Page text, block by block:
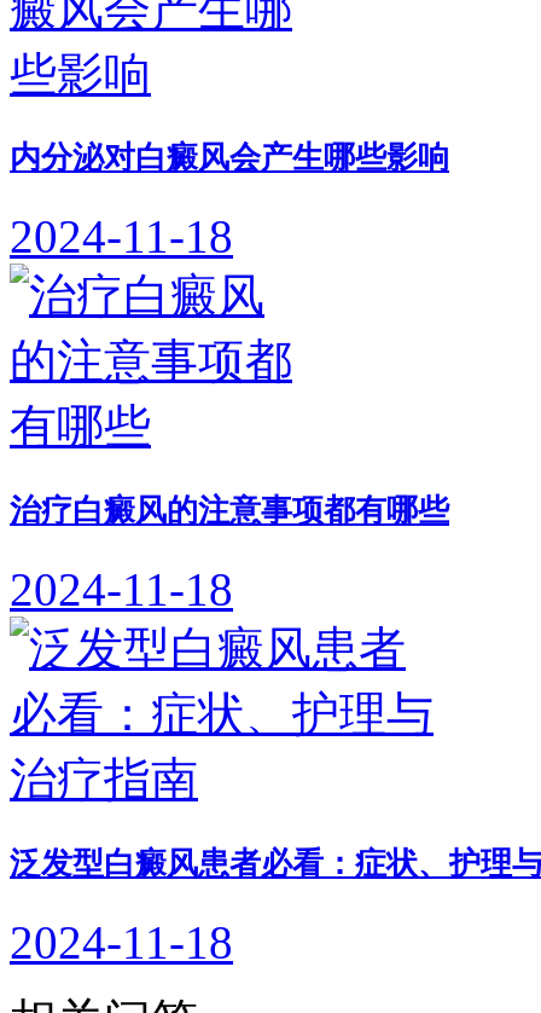
内分泌对白癜风会产生哪些影响
2024-11-18
治疗白癜风的注意事项都有哪些
2024-11-18
泛发型白癜风患者必看：症状、护理
2024-11-18